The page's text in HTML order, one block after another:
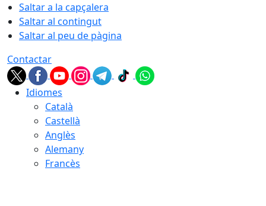
Saltar a la capçalera
Saltar al contingut
Saltar al peu de pàgina
Contactar
Idiomes
Català
Castellà
Anglès
Alemany
Francès